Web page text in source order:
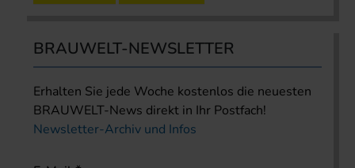
BRAUWELT-NEWSLETTER
Erhalten Sie jede Woche kostenlos die neuesten
BRAUWELT-News direkt in Ihr Postfach!
Newsletter-Archiv und Infos